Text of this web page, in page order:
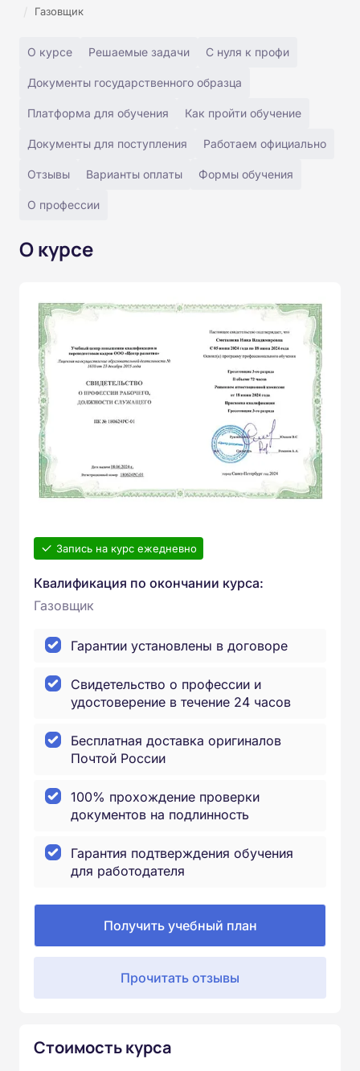
/ Газовщик
О курсе Решаемые задачи С нуля к профи
Документы государственного образца
Платформа для обучения Как пройти обучение
Документы для поступления Работаем официально
Отзывы Варианты оплаты Формы обучения
О профессии
О курсе
Запись на курс ежедневно
Квалификация по окончании курса:
Газовщик
Гарантии установлены в договоре
Свидетельство о профессии и
удостоверение в течение 24 часов
Бесплатная доставка оригиналов
Почтой России
100% прохождение проверки
документов на подлинность
Гарантия подтверждения обучения
для работодателя
Получить учебный план
Прочитать отзывы
Стоимость курса